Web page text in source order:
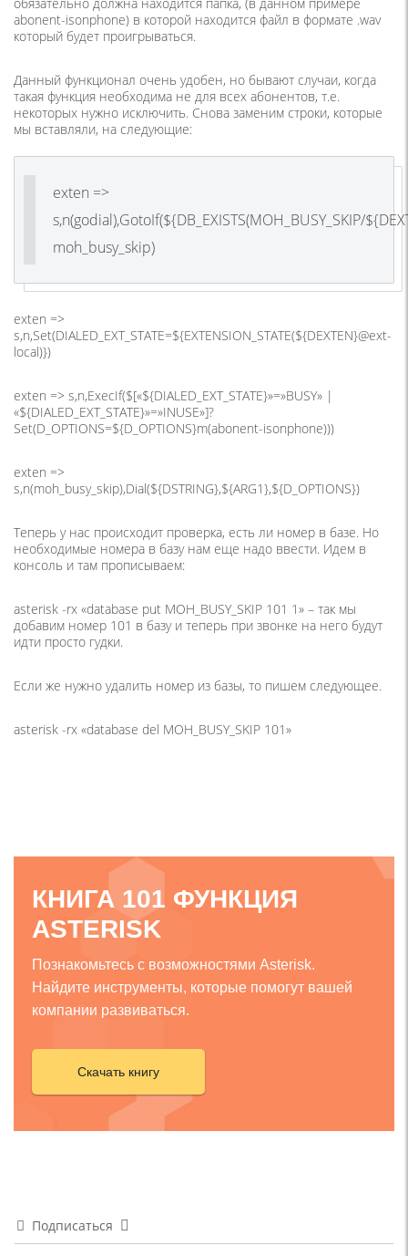
abonent-isonphone) в которой находится файл в формате .wav
который будет проигрываться.
Данный функционал очень удобен, но бывают случаи, когда
такая функция необходима не для всех абонентов, т.е.
некоторых нужно исключить. Снова заменим строки, которые
мы вставляли, на следующие:
exten =>
s,n(godial),GotoIf(${DB_EXISTS(MOH_BUSY_SKIP/
moh_busy_skip)
exten =>
s,n,Set(DIALED_EXT_STATE=${EXTENSION_STATE(${DEXTEN}@ext-
local)})
exten => s,n,ExecIf($[«${DIALED_EXT_STATE}»=»BUSY» |
«${DIALED_EXT_STATE}»=»INUSE»]?
Set(D_OPTIONS=${D_OPTIONS}m(abonent-isonphone)))
exten =>
s,n(moh_busy_skip),Dial(${DSTRING},${ARG1},${D_OPTIONS})
Теперь у нас происходит проверка, есть ли номер в базе. Но
необходимые номера в базу нам еще надо ввести. Идем в
консоль и там прописываем:
asterisk -rx «database put MOH_BUSY_SKIP 101 1» – так мы
добавим номер 101 в базу и теперь при звонке на него будут
идти просто гудки.
Если же нужно удалить номер из базы, то пишем следующее.
asterisk -rx «database del MOH_BUSY_SKIP 101»
КНИГА 101 ФУНКЦИЯ
ASTERISK
Познакомьтесь с возможностями Asterisk.
Найдите инструменты, которые помогут вашей
компании развиваться.
Скачать книгу
Подписаться